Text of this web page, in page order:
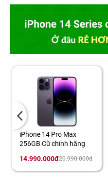
14 Pro Max
Cũ chính hãng
20.990.000đ